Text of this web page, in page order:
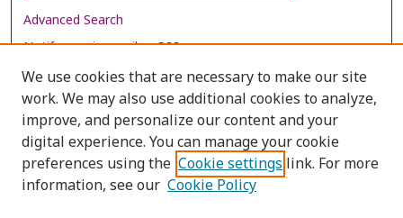
Advanced Search
Notify me via email orRSS
Browse
Collections
Disciplines
Authors
We use cookies that are necessary to make our site
work. We may also use additional cookies to analyze,
improve, and personalize our content and your
digital experience. You can manage your cookie
preferences using the Cookie settings link. For more
information, see our Cookie Policy